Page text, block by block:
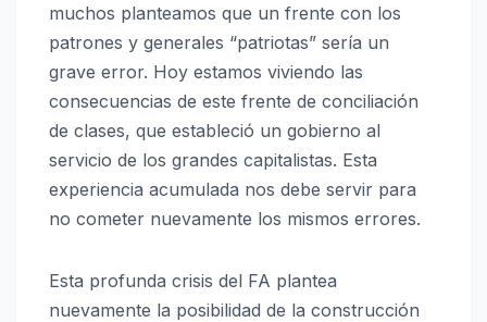
muchos planteamos que un frente con los
patrones y generales “patriotas” sería un
grave error. Hoy estamos viviendo las
consecuencias de este frente de conciliación
de clases, que estableció un gobierno al
servicio de los grandes capitalistas. Esta
experiencia acumulada nos debe servir para
no cometer nuevamente los mismos errores.
Esta profunda crisis del FA plantea
nuevamente la posibilidad de la construcción